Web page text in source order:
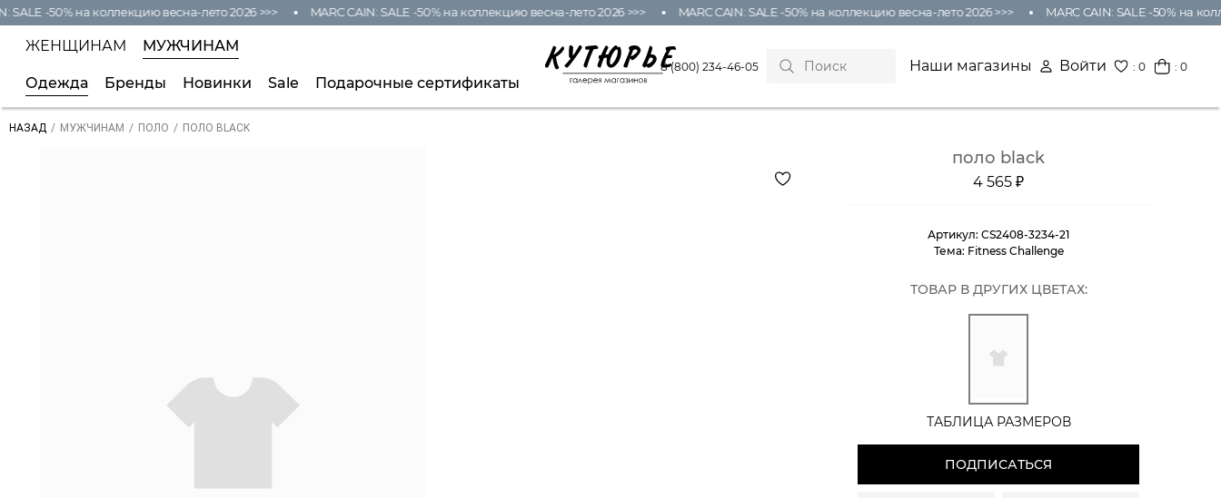
SALE -50% на коллекцию весна-лето 2026 >>> MARC CAIN: SALE -50% на коллекцию весна-лето 2026 >>> MARC CAIN: SALE -50% на коллекцию весна-лето 2026 >>> MARC CAIN: SALE -50% на
ЖЕНЩИНАМ МУЖЧИНАМ
Одежда Бренды Новинки Sale Подарочные сертификаты
8 (800) 234-46-05 Наши магазины Войти :0 : 0
НАЗАД / МУЖЧИНАМ / ПОЛО / ПОЛО BLACK
поло black
4 565 ₽
Артикул:CS2408-3234-21
Тема: Fitness Challenge
ТОВАР В ДРУГИХ ЦВЕТАХ:
ТАБЛИЦА РАЗМЕРОВ
ПОДПИСАТЬСЯ